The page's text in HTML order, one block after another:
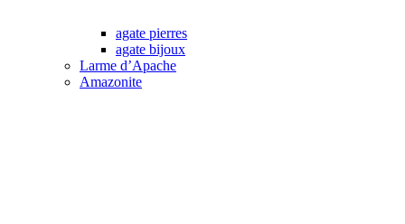
agate pierres
agate bijoux
Larme d’Apache
Amazonite